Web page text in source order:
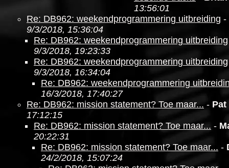
13:56:01
Re: DB962: weekendprogrammering uitbreiding -
9/3/2018, 15:36:04
Re: DB962: weekendprogrammering uitbreiding
9/3/2018, 19:23:33
Re: DB962: weekendprogrammering uitbreiding
9/3/2018, 16:34:04
Re: DB962: weekendprogrammering
16/3/2018, 17:40:27
Re: DB962: mission statement? Toe maar... - Pat
17:12:15
Re: DB962: mission statement? Toe maar... -
20:22:31
Re: DB962: mission statement? Toe maar... -
24/2/2018, 15:07:24